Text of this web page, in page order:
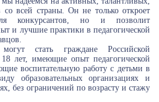
со всей страны. Он не только откроет
конкурсантов, но и позволит
и лучшие практики в педагогической
стать граждане Российской
лет, имеющие опыт педагогической
воспитательную работу с детьми в
образовательных организациях и
без ограничений по возрасту и стажу